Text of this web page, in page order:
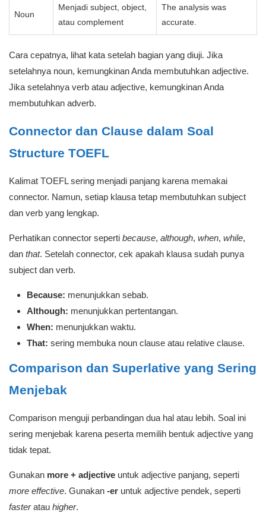
Noun
Menjadi subject, object,
atau complement
The analysis was
accurate.
Cara cepatnya, lihat kata setelah bagian yang diuji. Jika
setelahnya noun, kemungkinan Anda membutuhkan adjective.
Jika setelahnya verb atau adjective, kemungkinan Anda
membutuhkan adverb.
Connector dan Clause dalam Soal
Structure TOEFL
Kalimat TOEFL sering menjadi panjang karena memakai
connector. Namun, setiap klausa tetap membutuhkan subject
dan verb yang lengkap.
Perhatikan connector seperti because, although, when, while,
dan that. Setelah connector, cek apakah klausa sudah punya
subject dan verb.
Because: menunjukkan sebab.
Although: menunjukkan pertentangan.
When: menunjukkan waktu.
That: sering membuka noun clause atau relative clause.
Comparison dan Superlative yang Sering
Menjebak
Comparison menguji perbandingan dua hal atau lebih. Soal ini
sering menjebak karena peserta memilih bentuk adjective yang
tidak tepat.
Gunakan more + adjective untuk adjective panjang, seperti
more effective. Gunakan -er untuk adjective pendek, seperti
fasteratau higher.